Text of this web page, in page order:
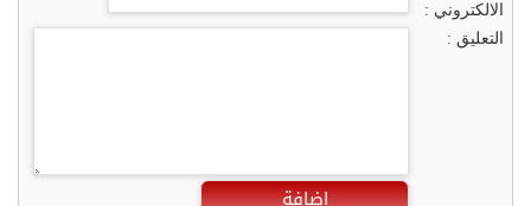
الالكتروني :
التعليق :
اضافة